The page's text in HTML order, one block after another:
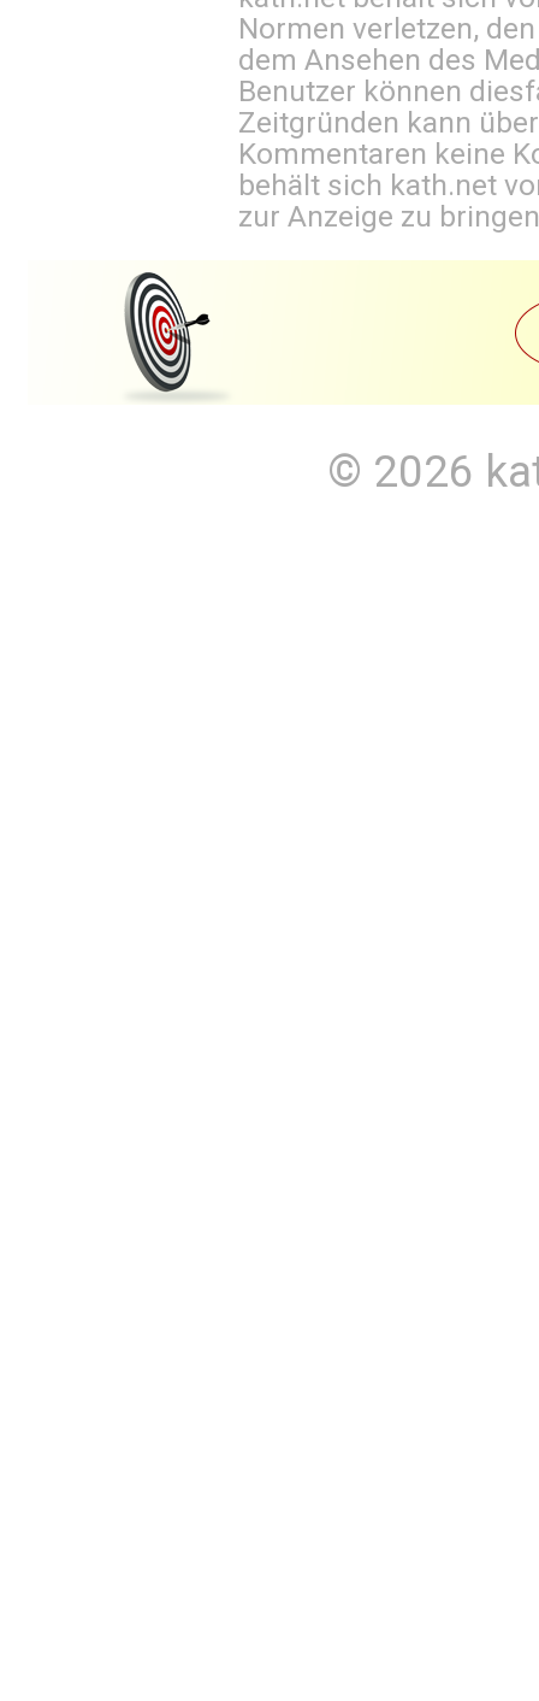
Normen verletzen,
dem Ansehen des
Benutzer können
Zeitgründen kann
Kommentaren keine
behält sich kath.net
zur Anzeige zu
© 2026